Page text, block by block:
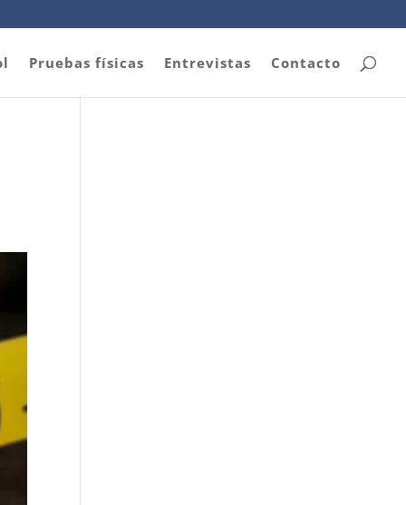
Pruebas físicas Entrevistas Contacto